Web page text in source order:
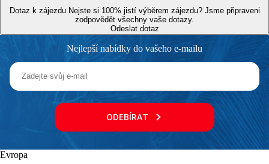
okolí hotelu.
Dětský klub (4-12 let), dětský bazén (teplotně regulovaný),
dětské hřiště, dětská postýlka zdarma (na vyžádání).
Wellness
sauna, pára, masáže, SPA procedury a ošetření.
Zvláštnosti
Hosté mohou využívat zázemí sousedního hotelu Hilton Dubai
Jumeirah Beach, s nímž je spojen mostem nad promenádou The
Internet
Dotaz k zájezdu Nejste si 100% jistí výběrem zájezdu? Jsme připraveni
zodpovědět všechny vaše dotazy.
Odeslat dotaz
Nejlepší nabídky do vašeho e-mailu
ODEBÍRAT
Evropa